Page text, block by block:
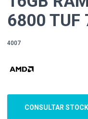
6800 TUF
4007
CONSULTAR STOCK